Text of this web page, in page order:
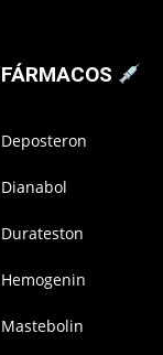
FÁRMACOS
Deposteron
Dianabol
Durateston
Hemogenin
Mastebolin